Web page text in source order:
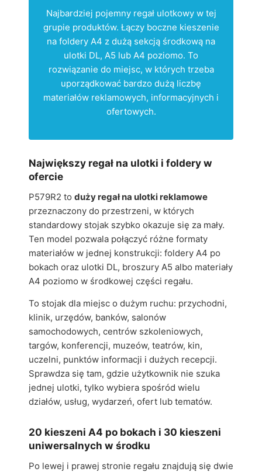
Najbardziej pojemny regał ulotkowy w tej
grupie produktów. Łączy boczne kieszenie
na foldery A4 z dużą sekcją środkową na
ulotki DL, A5 lub A4 poziomo. To
rozwiązanie do miejsc, w których trzeba
uporządkować bardzo dużą liczbę
materiałów reklamowych, informacyjnych i
ofertowych.
Największy regał na ulotki i foldery w
ofercie
P579R2 to duży regał na ulotki reklamowe
przeznaczony do przestrzeni, w których
standardowy stojak szybko okazuje się za mały.
Ten model pozwala połączyć różne formaty
materiałów w jednej konstrukcji: foldery A4 po
bokach oraz ulotki DL, broszury A5 albo materiały
A4 poziomo w środkowej części regału.
To stojak dla miejsc o dużym ruchu: przychodni,
klinik, urzędów, banków, salonów
samochodowych, centrów szkoleniowych,
targów, konferencji, muzeów, teatrów, kin,
uczelni, punktów informacji i dużych recepcji.
Sprawdza się tam, gdzie użytkownik nie szuka
jednej ulotki, tylko wybiera spośród wielu
działów, usług, wydarzeń, ofert lub tematów.
20 kieszeni A4 po bokach i 30 kieszeni
uniwersalnych w środku
Po lewej i prawej stronie regału znajdują się dwie